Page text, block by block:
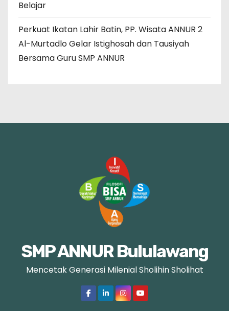
Belajar
Perkuat Ikatan Lahir Batin, PP. Wisata ANNUR 2
Al-Murtadlo Gelar Istighosah dan Tausiyah
Bersama Guru SMP ANNUR
SMP ANNUR Bululawang
Mencetak Generasi Milenial Sholihin Sholihat